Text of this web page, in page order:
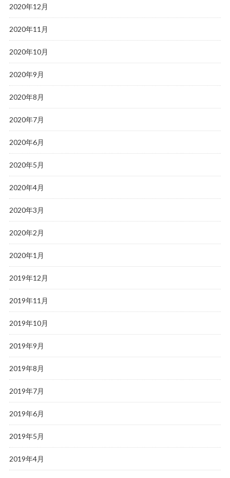
2020年12月
2020年11月
2020年10月
2020年9月
2020年8月
2020年7月
2020年6月
2020年5月
2020年4月
2020年3月
2020年2月
2020年1月
2019年12月
2019年11月
2019年10月
2019年9月
2019年8月
2019年7月
2019年6月
2019年5月
2019年4月